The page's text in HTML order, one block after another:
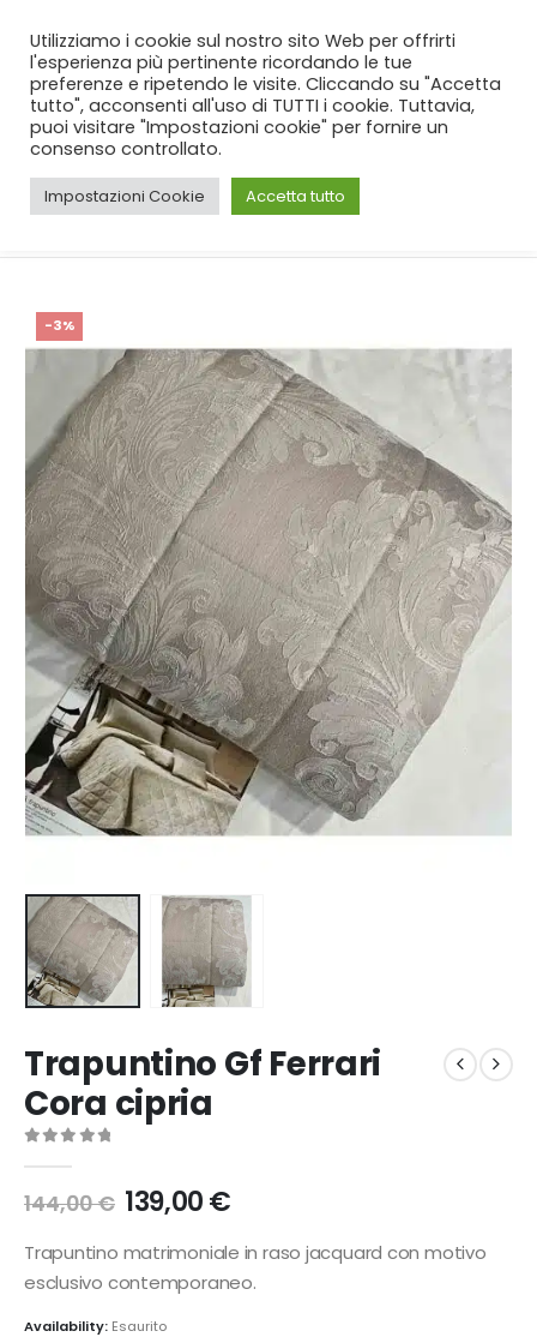
SPEDIZIONE GRATUITA per ordini da 99€!
CASA SHOP CAMERA
TRAPUNTINI PRIMAVERILI
-3%
Trapuntino Gf Ferrari
Cora cipria
144,00€ Il
prezzo
originale
era:
144,00 €.
139,00€Il
attuale
è:
Trapuntino matrimoniale in raso jacquard con motivo
esclusivo contemporaneo.
Availability: Esaurito
Utilizziamo i cookie sul nostro sito Web per offrirti
l'esperienza più pertinente ricordando le tue
preferenze e ripetendo le visite. Cliccando su "Accetta
tutto", acconsenti all'uso di TUTTI i cookie. Tuttavia,
puoi visitare "Impostazioni cookie" per fornire un
consenso controllato.
Impostazioni Cookie Accetta tutto